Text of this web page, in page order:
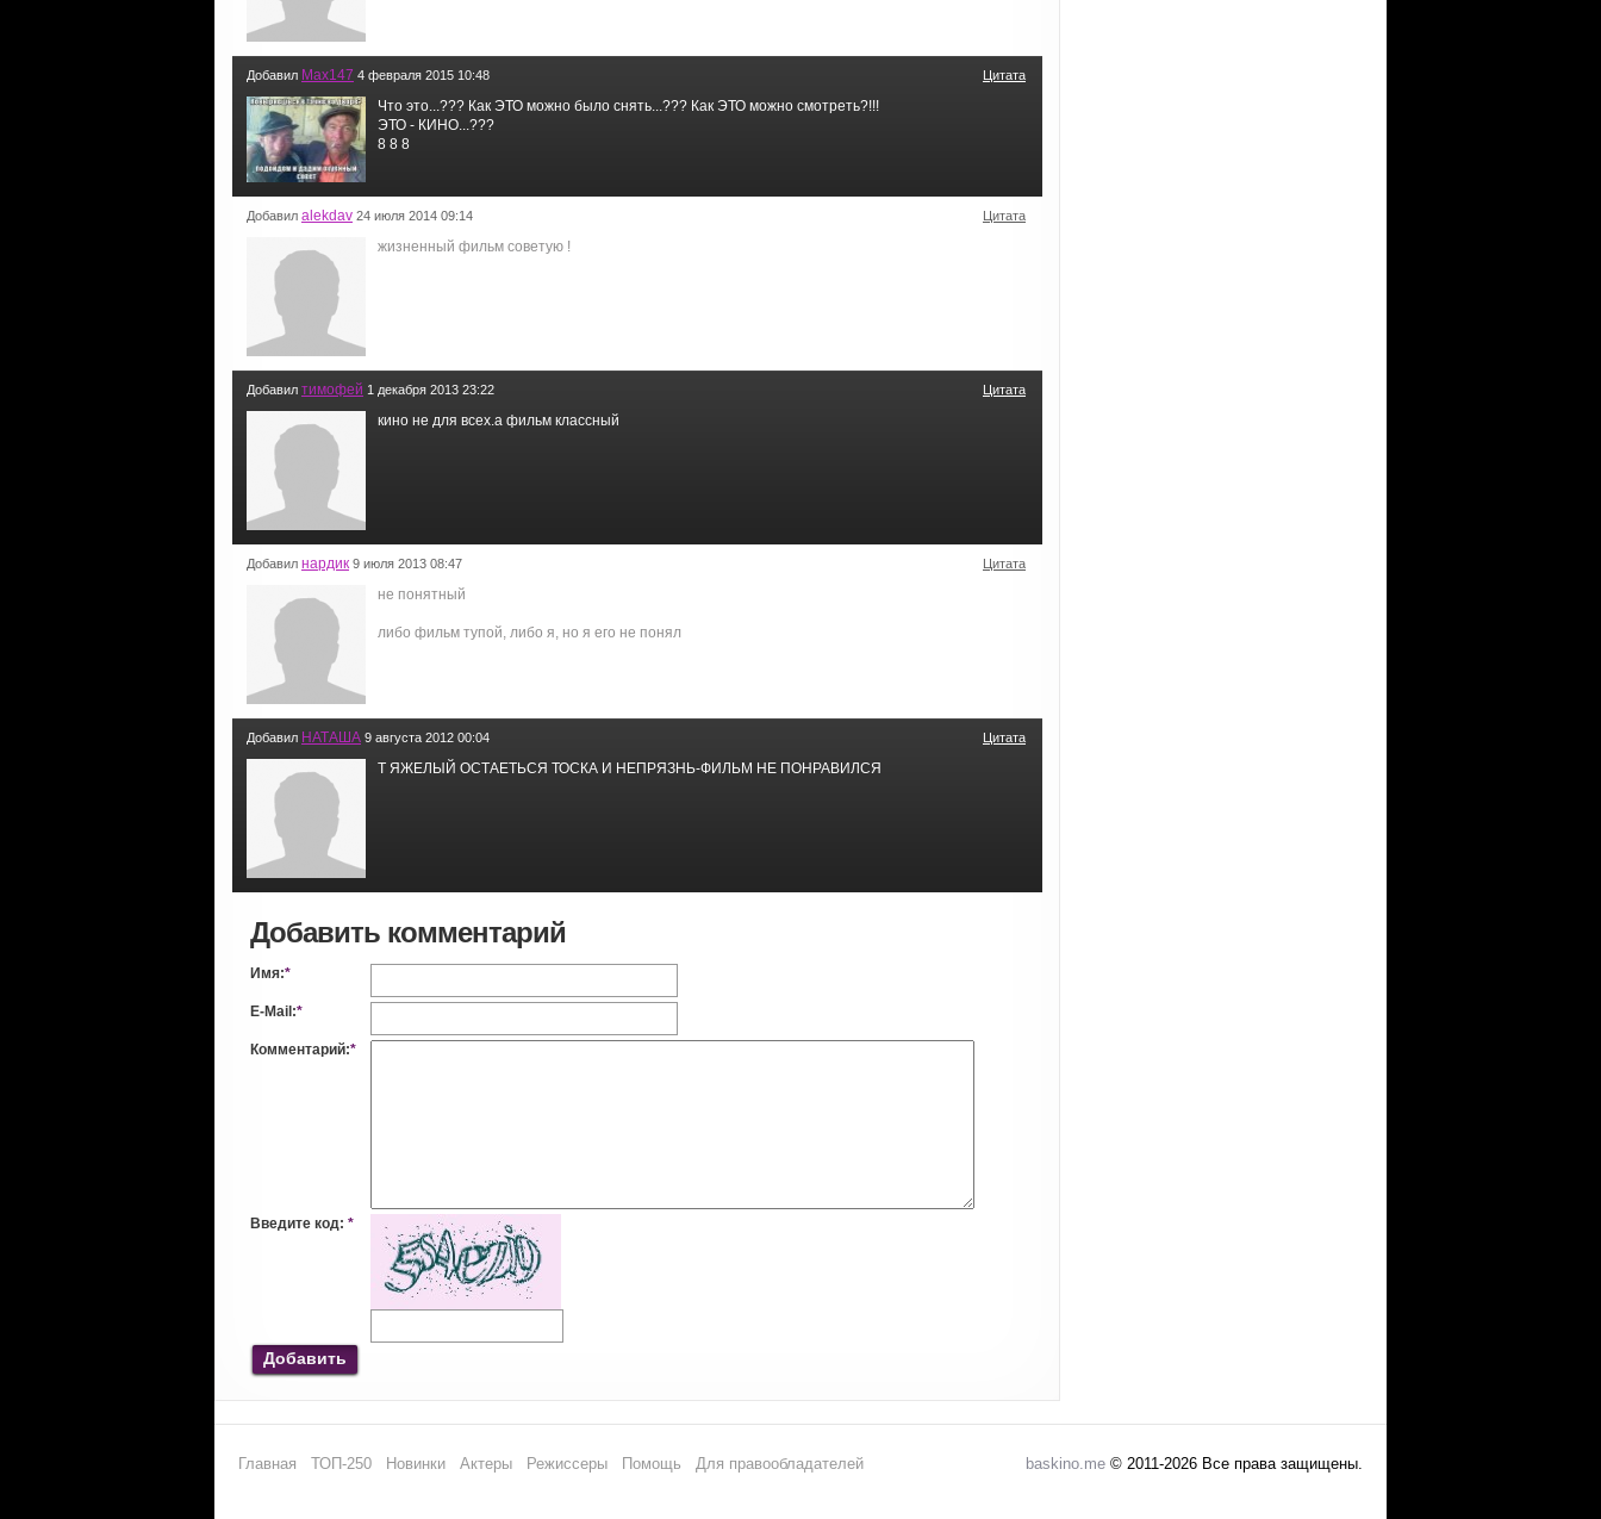
Добавил Max147 4 февраля 2015 10:48 Цитата
Что это...??? Как ЭТО можно было снять...??? Как ЭТО можно смотреть?!!!
ЭТО - КИНО...???
8 8 8
Добавил alekdav 24 июля 2014 09:14 Цитата
жизненный фильм советую !
Добавил тимофей 1 декабря 2013 23:22 Цитата
кино не для всех.а фильм классный
Добавил нардик 9 июля 2013 08:47 Цитата
не понятный
либо фильм тупой, либо я, но я его не понял
Добавил НАТАША 9 августа 2012 00:04 Цитата
Т ЯЖЕЛЫЙ ОСТАЕТЬСЯ ТОСКА И НЕПРЯЗНЬ-ФИЛЬМ НЕ ПОНРАВИЛСЯ
Добавить комментарий
Имя:*
E-Mail:*
Комментарий:*
Введите код: *
Добавить
Главная ТОП-250 Новинки Актеры Режиссеры Помощь Для правообладателей baskino.me © 2011-2026 Все права защищены.